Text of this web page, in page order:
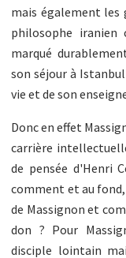
mais également les
philosophe
marqué
son séjour à
vie et de son
Donc en effet
carrière
de pensée d'Henri
comment et au
de Massignon et
don ? Pour
disciple lointain